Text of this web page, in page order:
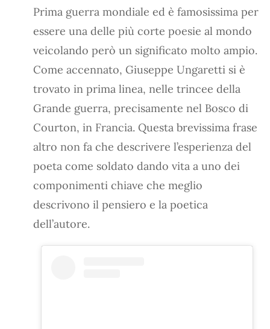
Prima guerra mondiale ed è famosissima per
essere una delle più corte poesie al mondo
veicolando però un significato molto ampio.
Come accennato, Giuseppe Ungaretti si è
trovato in prima linea, nelle trincee della
Grande guerra, precisamente nel Bosco di
Courton, in Francia. Questa brevissima frase
altro non fa che descrivere l’esperienza del
poeta come soldato dando vita a uno dei
componimenti chiave che meglio
descrivono il pensiero e la poetica
dell’autore.